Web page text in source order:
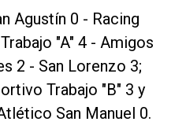
Agustín 0 - Racing
"A" 4 - Amigos
2 - San Lorenzo 3;
Trabajo "B" 3 y
San Manuel 0.